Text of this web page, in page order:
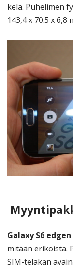
kela. Puhelimen
143,4 x 70.5 x
Galaxy S6 edgen
mitään erikoista.
SIM-telakan